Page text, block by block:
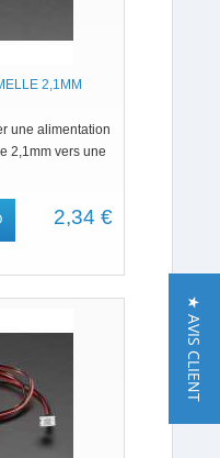
2,1MM
une alimentation
2,1mm vers une
2,34 €
★ AVIS CLIENT